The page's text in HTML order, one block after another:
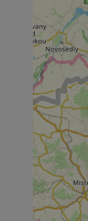
cf_chl_rc_i
__cf_bm
__cf_bm
AWSALBCORS
ASP.NET_SessionId
li_gc